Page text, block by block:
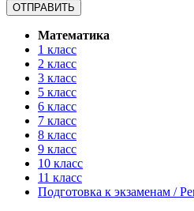
Математика
1 класс
2 класс
3 класс
5 класс
6 класс
7 класс
8 класс
9 класс
10 класс
11 класс
Подготовка к экзаменам /